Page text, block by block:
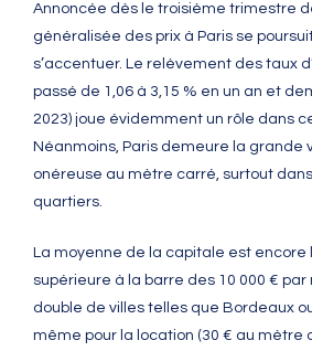
Annoncée dès le troisième trimestre
généralisée des prix à Paris se
s’accentuer. Le relèvement des taux
passé de 1,06 à 3,15 % en un an et
2023) joue évidemment un rôle dans
Néanmoins, Paris demeure la grande
onéreuse au mètre carré, surtout
quartiers.
La moyenne de la capitale est
supérieure à la barre des 10 000 €
double de villes telles que Bordeaux
même pour la location (30 € au mètre